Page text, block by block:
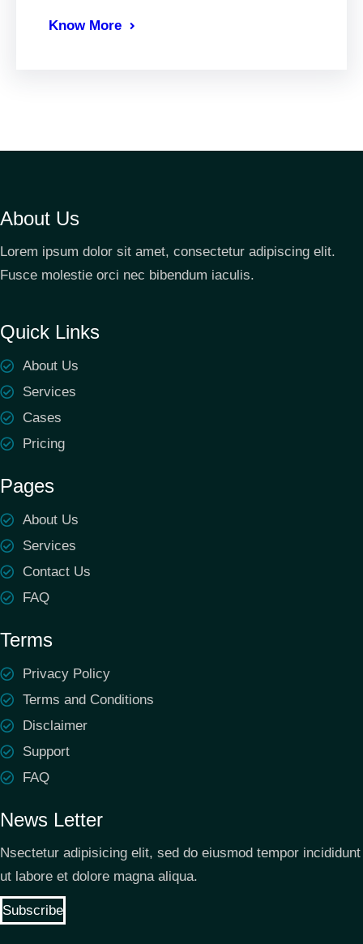
Know More
About Us
Lorem ipsum dolor sit amet, consectetur adipiscing elit.
Fusce molestie orci nec bibendum iaculis.
Quick Links
About Us
Services
Cases
Pricing
Pages
About Us
Services
Contact Us
FAQ
Terms
Privacy Policy
Terms and Conditions
Disclaimer
Support
FAQ
News Letter
Nsectetur adipisicing elit, sed do eiusmod tempor incididunt
ut labore et dolore magna aliqua.
Subscribe